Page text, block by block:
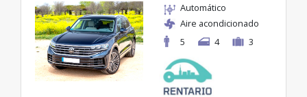
Automático
Aire acondicionado
5
4 3